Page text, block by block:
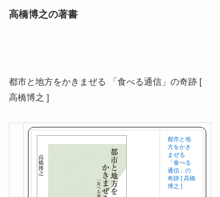
高橋博之の著書
都市と地方をかきまぜる 「食べる通信」の奇跡 [
高橋博之 ]
都市と地
方をかき
まぜる
「食べる
通信」の
奇跡 [ 高橋
博之 ]